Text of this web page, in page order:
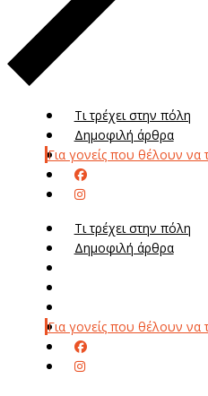
Τι τρέχει στην πόλη
Δημοφιλή άρθρα
Για γονείς που θέλουν να
Τι τρέχει στην πόλη
Δημοφιλή άρθρα
Για γονείς που θέλουν να